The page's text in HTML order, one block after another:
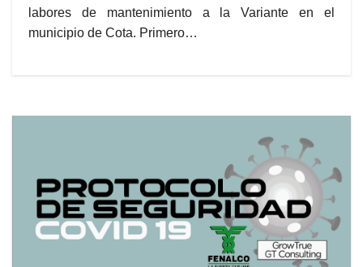
labores de mantenimiento a la Variante en el
municipio de Cota. Primero…